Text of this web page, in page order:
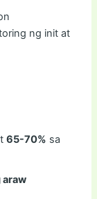
ng init at
65-70% sa
araw